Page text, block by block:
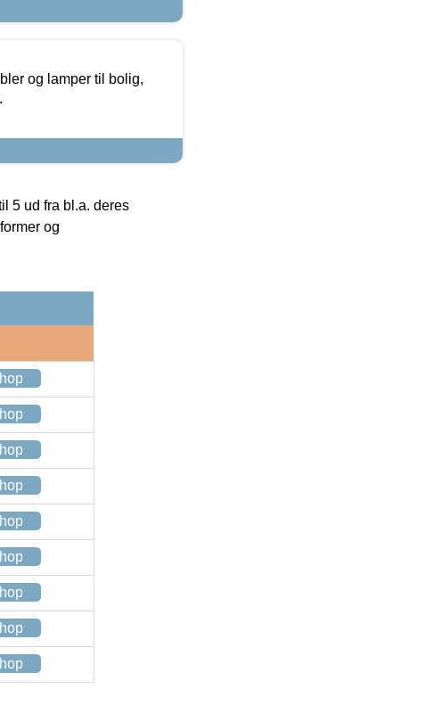
og lamper til bolig,
5 ud fra bl.a. deres
og